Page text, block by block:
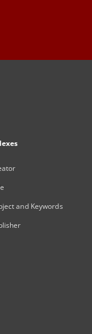
and Keywords